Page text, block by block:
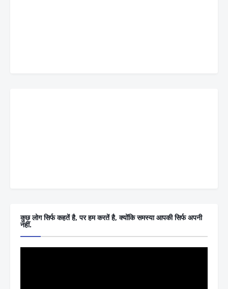
कुछ लोग सिर्फ कहतें है, पर हम करतें है, क्योंकि समस्या आपकी सिर्फ अपनी
नहीं.